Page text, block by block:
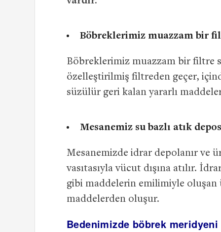
Böbreklerimiz muazzam bir
Böbreklerimiz muazzam bir filtre
özelleştirilmiş filtreden geçer,
süzülür geri kalan yararlı
Mesanemiz su bazlı atık
Mesanemizde idrar depolanır ve
vasıtasıyla vücut dışına atılır.
gibi maddelerin emilimiyle oluşan
maddelerden oluşur.
Bedenimizde böbrek meridyeni